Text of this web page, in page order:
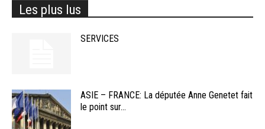
Les plus lus
SERVICES
ASIE – FRANCE: La députée Anne Genetet fait
le point sur...